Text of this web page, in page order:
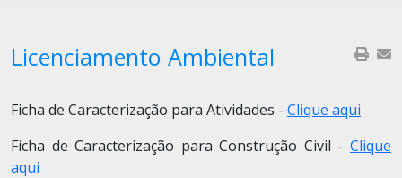
Licenciamento Ambiental
Ficha de Caracterização para Atividades - Clique aqui
Ficha de Caracterização para Construção Civil - Clique
aqui